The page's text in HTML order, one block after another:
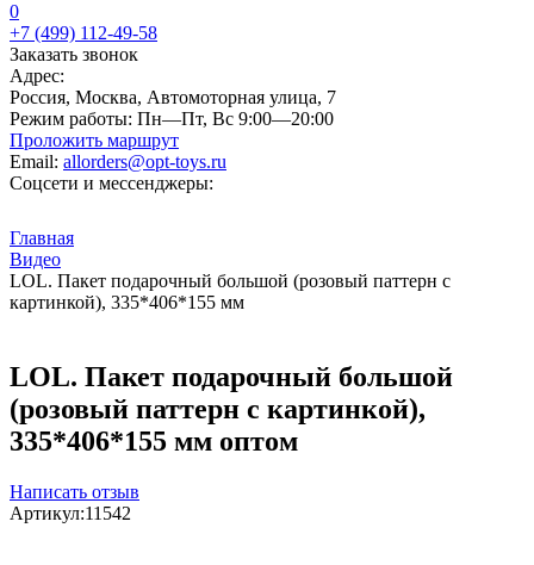
0
+7 (499) 112-49-58
Заказать звонок
Адрес:
Россия, Москва, Автомоторная улица, 7
Режим работы: Пн—Пт, Вс 9:00—20:00
Проложить маршрут
Email: allorders@opt-toys.ru
Соцсети и мессенджеры:
Главная
Видео
LOL. Пакет подарочный большой (розовый паттерн с
картинкой), 335*406*155 мм
LOL. Пакет подарочный большой
(розовый паттерн с картинкой),
335*406*155 мм оптом
Написать отзыв
Артикул:11542